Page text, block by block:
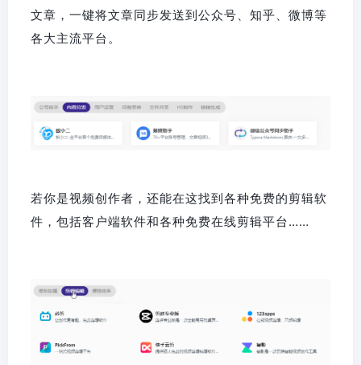
文章，一键将文章同步发送到公众号、知乎、微博等
各大主流平台。
若你是视频创作者，还能在这找到各种免费的剪辑软
件，包括客户端软件和各种免费在线剪辑平台……